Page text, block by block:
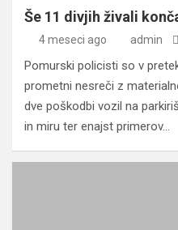
Še 11 divjih živali
4 meseci ago admin
Pomurski policisti so v
prometni nesreči z
dve poškodbi vozil na
in miru ter enajst primerov…